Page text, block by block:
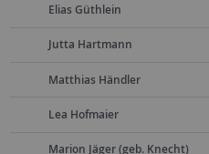
Elias Güthlein
Jutta Hartmann
Matthias Händler
Lea Hofmaier
Marion Jäger (geb. Knecht)